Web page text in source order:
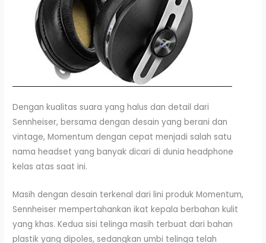
Dengan kualitas suara yang halus dan detail dari
Sennheiser, bersama dengan desain yang berani dan
vintage, Momentum dengan cepat menjadi salah satu
nama headset yang banyak dicari di dunia headphone
kelas atas saat ini.
Masih dengan desain terkenal dari lini produk Momentum,
Sennheiser mempertahankan ikat kepala berbahan kulit
yang khas. Kedua sisi telinga masih terbuat dari bahan
plastik yang dipoles, sedangkan umbi telinga telah